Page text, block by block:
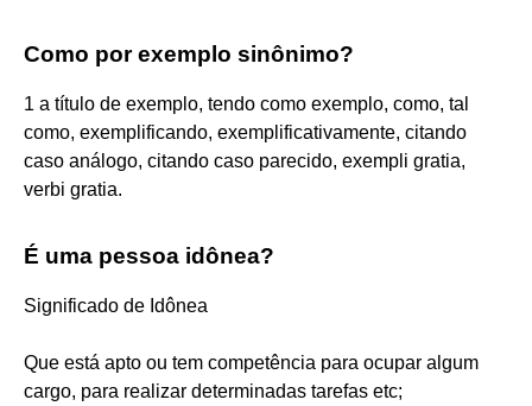
Como por exemplo sinônimo?
1 a título de exemplo, tendo como exemplo, como, tal
como, exemplificando, exemplificativamente, citando
caso análogo, citando caso parecido, exempli gratia,
verbi gratia.
É uma pessoa idônea?
Significado de Idônea
Que está apto ou tem competência para ocupar algum
cargo, para realizar determinadas tarefas etc;